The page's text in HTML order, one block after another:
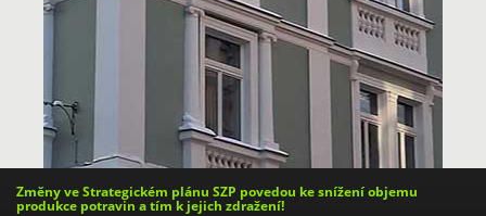
Změny ve Strategickém plánu SZP povedou ke snížení objemu
produkce potravin a tím k jejich zdražení!